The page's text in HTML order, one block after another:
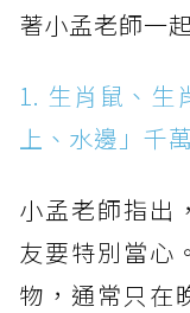
著小孟老師一
1. 生肖鼠、生
上、水邊」千
小孟老師指出
友要特別當心
物，通常只在